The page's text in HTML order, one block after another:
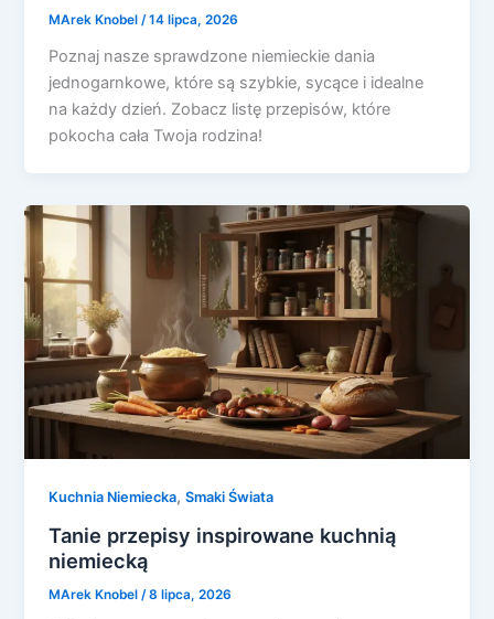
MArek Knobel/14 lipca, 2026
Poznaj nasze sprawdzone niemieckie dania
jednogarnkowe, które są szybkie, sycące i idealne
na każdy dzień. Zobacz listę przepisów, które
pokocha cała Twoja rodzina!
Kuchnia Niemiecka,Smaki Świata
Tanie przepisy inspirowane kuchnią
niemiecką
MArek Knobel /8 lipca, 2026